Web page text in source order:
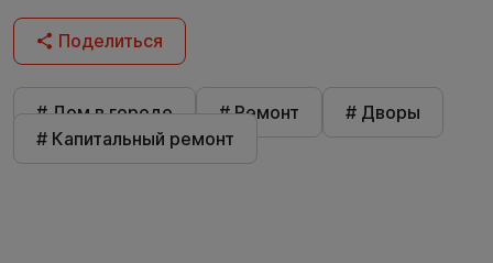
Поделиться
# Дом в городе # Ремонт
# Дворы
# Капитальный ремонт